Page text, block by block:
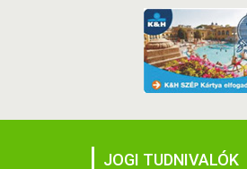
JOGI TUDNIVALÓK